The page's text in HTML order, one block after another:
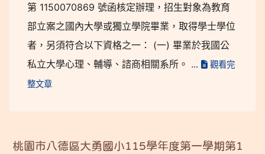
第 1150070869 號函核定辦理，招生對象為教育
部立案之國內大學或獨立學院畢業，取得學士學位
者，另須符合以下資格之一： (一) 畢業於我國公
私立大學心理、輔導、諮商相關系所。 ...
觀看完
整文章
桃園市八德區大勇國小115學年度第一學期第1